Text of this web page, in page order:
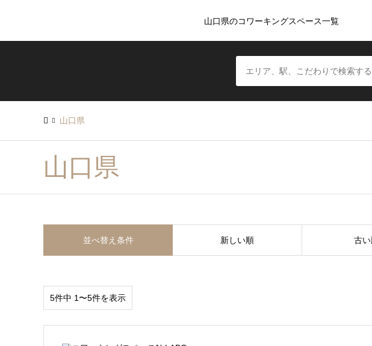
山口県のコワーキングスペース一覧
山口県
山口県
並べ替え条件 新しい順 古
5件中 1〜5件を表示